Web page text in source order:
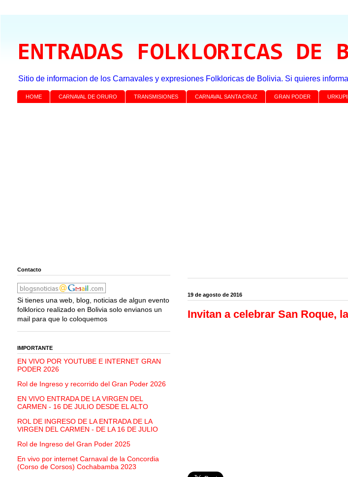
ENTRADAS FOLKLORICAS DE
Sitio de informacion de los Carnavales y expresiones Folkloricas de Bolivia. Si quieres
HOME CARNAVAL DE ORURO TRANSMISIONES CARNAVAL SANTA CRUZ GRAN PODER
19 de agosto de 2016
Invitan a celebrar San Roque,
Contacto
Si tienes una web, blog, noticias de algun evento
folklorico realizado en Bolivia solo envianos un
mail para que lo coloquemos
IMPORTANTE
EN VIVO POR YOUTUBE E INTERNET GRAN
PODER 2026
Rol de Ingreso y recorrido del Gran Poder 2026
EN VIVO ENTRADA DE LA VIRGEN DEL
CARMEN - 16 DE JULIO DESDE EL ALTO
ROL DE INGRESO DE LA ENTRADA DE LA
VIRGEN DEL CARMEN - DE LA 16 DE JULIO
Rol de Ingreso del Gran Poder 2025
En vivo por internet Carnaval de la Concordia
(Corso de Corsos) Cochabamba 2023